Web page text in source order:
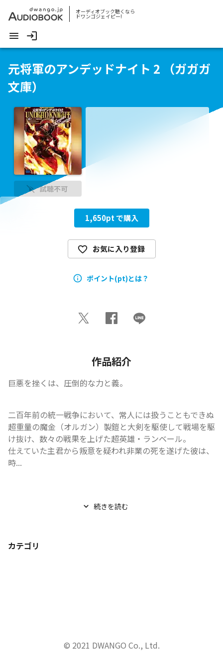
オーディオブック聴くなら
ドワンゴジェイピー!
元将軍のアンデッドナイト 2 （ガガガ
文庫）
試聴不可
1,650pt で購入
お気に入り登録
ポイント(pt)とは？
作品紹介
巨悪を挫くは、圧倒的な力と義。
二百年前の統一戦争において、常人には扱うこともできぬ
超重量の魔金（オルガン）製鎧と大剣を駆使して戦場を駆
け抜け、数々の戦果を上げた超英雄・ランベール。
仕えていた主君から叛意を疑われ非業の死を遂げた彼は、
時...
続きを読む
カテゴリ
© 2021 DWANGO Co., Ltd.